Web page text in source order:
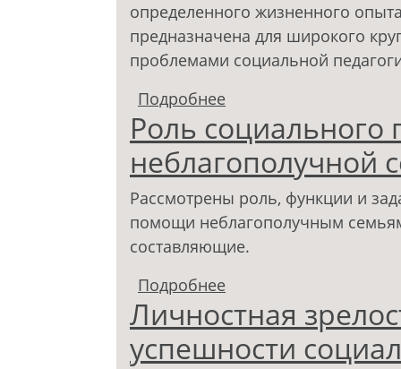
определенного жизненного
предназначена для широкого
проблемами социальной
Подробнее
социализации детей
студентов педвуза
Роль социального
неблагополучной
Рассмотрены роль, функции и
помощи неблагополучным
составляющие.
Подробнее
Личностная
успешности